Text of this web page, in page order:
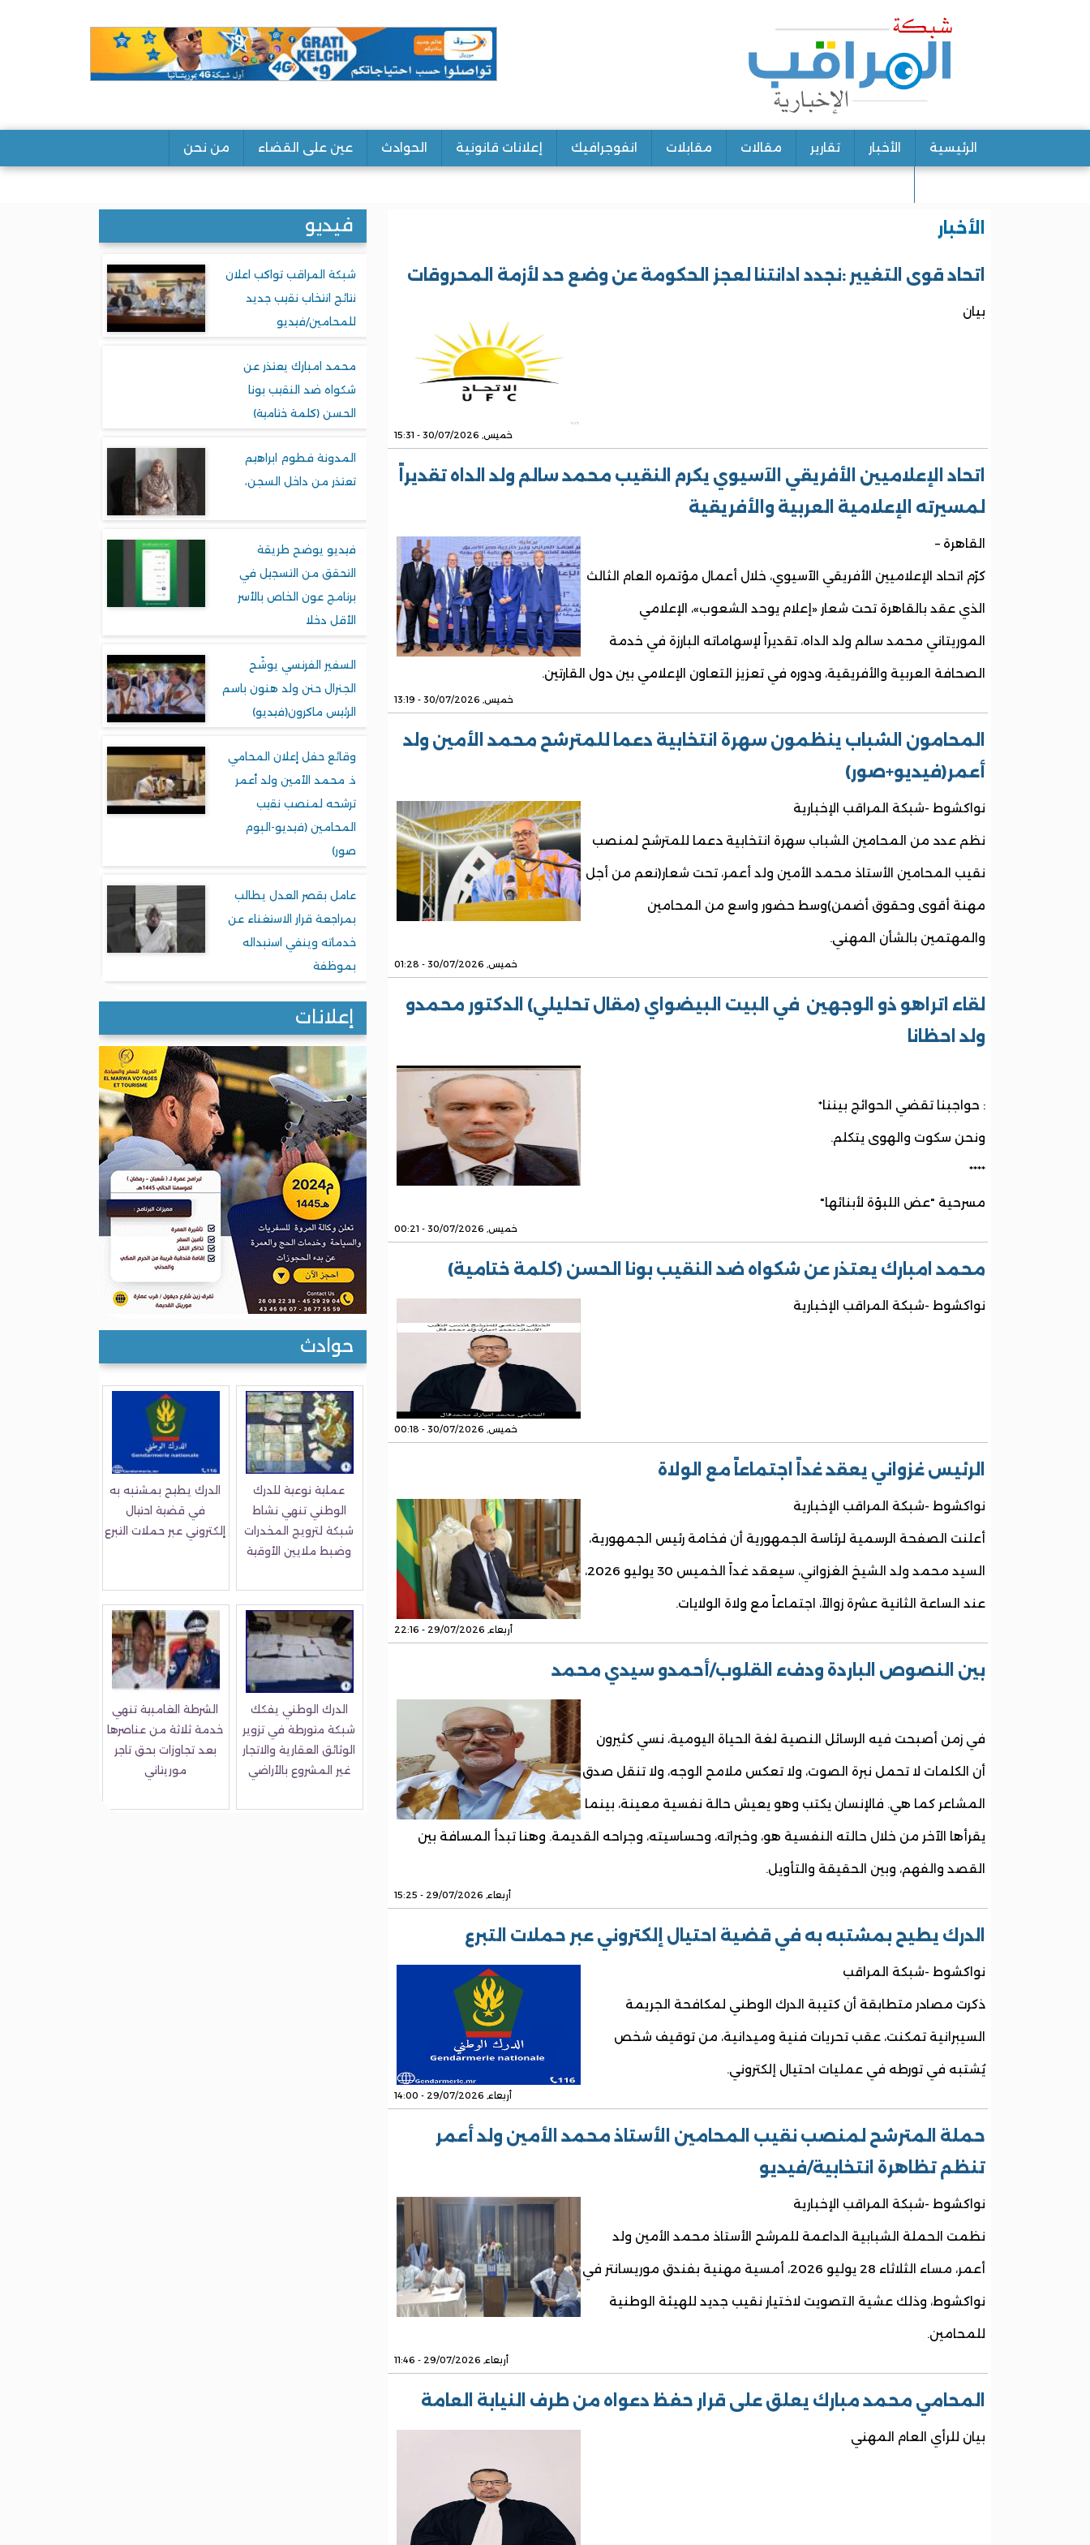
الرئيسية الأخبار تقارير مقالات مقابلات انفوجرافيك إعلانات قانونية الحوادث عين على القضاء من نحن
الأخبار
اتحاد قوى التغيير :نجدد ادانتنا لعجز الحكومة عن وضع حد لأزمة المحروقات
بيان
خميس, 30/07/2026 - 15:31
اتحاد الإعلاميين الأفريقي الآسيوي يكرم النقيب محمد سالم ولد الداه تقديراً
لمسيرته الإعلامية العربية والأفريقية
القاهرة –
كرّم اتحاد الإعلاميين الأفريقي الآسيوي، خلال أعمال مؤتمره العام الثالث
الذي عقد بالقاهرة تحت شعار «إعلام يوحد الشعوب»، الإعلامي
الموريتاني محمد سالم ولد الداه، تقديراً لإسهاماته البارزة في خدمة
الصحافة العربية والأفريقية، ودوره في تعزيز التعاون الإعلامي بين دول القارتين.
خميس, 30/07/2026 - 13:19
المحامون الشباب ينظمون سهرة انتخابية دعما للمترشح محمد الأمين ولد
أعمر(فيديو+صور)
نواكشوط -شبكة المراقب الإخبارية
نظم عدد من المحامين الشباب سهرة انتخابية دعما للمترشح لمنصب
نقيب المحامين الأستاذ محمد الأمين ولد أعمر، تحت شعار(نعم من أجل
مهنة أقوى وحقوق أضمن)وسط حضور واسع من المحامين
والمهتمين بالشأن المهني.
خميس, 30/07/2026 - 01:28
لقاء اتراهو ذو الوجهين في البيت البيضواي (مقال تحليلي) الدكتور محمدو
ولد احظانا
: حواجبنا تقضي الحوائج بيننا*
ونحن سكوت والهوى يتكلم.
****
مسرحية "عض اللبؤة لأبنائها"
خميس, 30/07/2026 - 00:21
محمد امبارك يعتذر عن شكواه ضد النقيب بونا الحسن (كلمة ختامية)
نواكشوط -شبكة المراقب الإخبارية
خميس, 30/07/2026 - 00:18
الرئيس غزواني يعقد غداً اجتماعاً مع الولاة
نواكشوط -شبكة المراقب الإخبارية
أعلنت الصفحة الرسمية لرئاسة الجمهورية أن فخامة رئيس الجمهورية،
السيد محمد ولد الشيخ الغزواني، سيعقد غداً الخميس 30 يوليو 2026،
عند الساعة الثانية عشرة زوالاً، اجتماعاً مع ولاة الولايات.
أربعاء, 29/07/2026 - 22:16
بين النصوص الباردة ودفء القلوب/أحمدو سيدي محمد
في زمن أصبحت فيه الرسائل النصية لغة الحياة اليومية، نسي كثيرون
أن الكلمات لا تحمل نبرة الصوت، ولا تعكس ملامح الوجه، ولا تنقل صدق
المشاعر كما هي. فالإنسان يكتب وهو يعيش حالة نفسية معينة، بينما
يقرأها الآخر من خلال حالته النفسية هو، وخبراته، وحساسيته، وجراحه القديمة. وهنا تبدأ المسافة بين
القصد والفهم، وبين الحقيقة والتأويل.
أربعاء, 29/07/2026 - 15:25
الدرك يطيح بمشتبه به في قضية احتيال إلكتروني عبر حملات التبرع
نواكشوط -شبكة المراقب
ذكرت مصادر متطابقة أن كتيبة الدرك الوطني لمكافحة الجريمة
السيبرانية تمكنت، عقب تحريات فنية وميدانية، من توقيف شخص
يُشتبه في تورطه في عمليات احتيال إلكتروني.
أربعاء, 29/07/2026 - 14:00
حملة المترشح لمنصب نقيب المحامين الأستاذ محمد الأمين ولد أعمر
تنظم تظاهرة انتخابية/فيديو
نواكشوط -شبكة المراقب الإخبارية
نظمت الحملة الشبابية الداعمة للمرشح الأستاذ محمد الأمين ولد
أعمر، مساء الثلاثاء 28 يوليو 2026، أمسية مهنية بفندق موريسانتر في
نواكشوط، وذلك عشية التصويت لاختيار نقيب جديد للهيئة الوطنية
للمحامين.
أربعاء, 29/07/2026 - 11:46
المحامي محمد مبارك يعلق على قرار حفظ دعواه من طرف النيابة العامة
بيان للرأي العام المهني
فيديو
شبكة المراقب تواكب اعلان
نتائج انتخاب نقيب جديد
للمحامين/فيديو
محمد امبارك يعتذر عن
شكواه ضد النقيب بونا
الحسن (كلمة ختامية)
المدونة فطوم ابراهيم
تعتذر من داخل السجن،
فيديو يوضح طريقة
التحقق من التسجيل في
برنامج عون الخاص بالأسر
الأقل دخلا
السفير الفرنسي يوشّح
الجنرال حنن ولد هنون باسم
الرئيس ماكرون(فيديو)
وقائع حفل إعلان المحامي
ذ. محمد الأمين ولد أعمر
ترشحه لمنصب نقيب
المحامين (فيديو-البوم
صور)
عامل بقصر العدل يطالب
بمراجعة قرار الاستغناء عن
خدماته وينفي استبداله
بموظفة
إعلانات
حوادث
عملية نوعية للدرك
الوطني تنهي نشاط
شبكة لترويج المخدرات
وضبط ملايين الأوقية
الدرك يطيح بمشتبه به
في قضية احتيال
إلكتروني عبر حملات التبرع
الدرك الوطني يفكك
شبكة متورطة في تزوير
الوثائق العقارية والاتجار
غير المشروع بالأراضي
الشرطة الغامبية تنهي
خدمة ثلاثة من عناصرها
بعد تجاوزات بحق تاجر
موريتاني